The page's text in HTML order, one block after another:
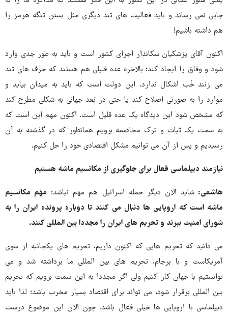
جایی نمی رساند و باید فعالیت های تند دیگری مثل بستن تنگه هرمز را
هم داشته باشیم!
اکنون آقای پزشکیان سکاندار اجرای کشور است و باید به طور جدی وارد
شود و وفاق را ایجاد کند؛ بالاخره عده قلیلی هم هستند که حرف های تند
می زنند خُب اشکال ندارد. این دولت است که باید به میدان بیاید و
موارد را به صورتی اصلاح کند یا حتی در بُعد جهانی به شکلی مطرح کند
که مشخص شود این دیدگاه یک عده قلیل است. اکنون مهم این است که
به سمت یک ثبات و ترک مخاصمه برویم همانطور که در گذشته به آن
رسیدیم و پس از آن می توانیم مشکل اقتصادی خود را حل کنیم.
نیازمند دیپلماسی فعال برای جلوگیری از مکانسیم ماشه هستیم
هاشمی:شاید الان دیگر حمله اسرائیل هم مهم نباشد؛ مهم مکانسیم
ماشه است که اروپایی ها دنبال می کنند تا دوباره پرونده ایران را به
شورای امنیت ببرند و تحریم های ایران را مجددا بین المللی کنند.
می دانید که تحریم هایی که اکنون داریم، تحریم های یکجانبه از سوی
آمریکاست و با برجام، تحریم های بین المللی ما برداشته شد و می
توانستیم با جهان کار کنیم ولی اگر مجددا به این سمت برویم که تحریم
بین المللی برقرار شود، می تواند برای اقتصاد بسیار مخرب باشد؛ لذا باید
دیپلماسی با اروپایی ها خیلی فعال باشد. چون الان این موضوع درست